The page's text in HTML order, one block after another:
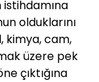
istihdamına
olduklarını
kimya, cam,
üzere pek
çıktığına